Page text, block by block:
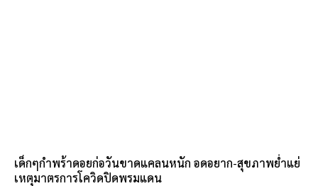
เด็กๆกำพร้าดอยก่อวันขาดแคลนหนัก อดอยาก-สุขภาพย่ำแย่
เหตุมาตรการโควิดปิดพรมแดน